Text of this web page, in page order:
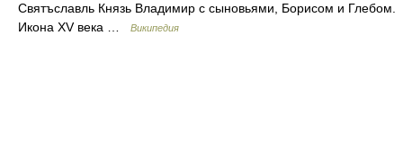
Святъславль Князь Владимир с сыновьями, Борисом и Глебом.
Икона XV века …
Википедия